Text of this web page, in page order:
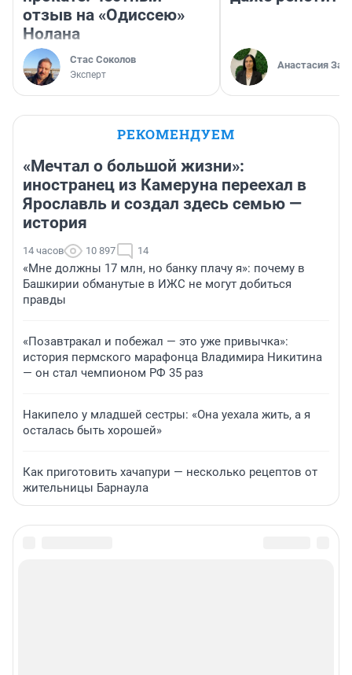
отзыв на «Одиссею»
Нолана
Стас Соколов
Эксперт
Анастасия
РЕКОМЕНДУЕМ
«Мечтал о большой жизни»:
иностранец из Камеруна переехал в
Ярославль и создал здесь семью —
история
14 часов 10 897 14
«Мне должны 17 млн, но банку плачу я»: почему в
Башкирии обманутые в ИЖС не могут добиться
правды
«Позавтракал и побежал — это уже привычка»:
история пермского марафонца Владимира Никитина
— он стал чемпионом РФ 35 раз
Накипело у младшей сестры: «Она уехала жить, а я
осталась быть хорошей»
Как приготовить хачапури — несколько рецептов от
жительницы Барнаула